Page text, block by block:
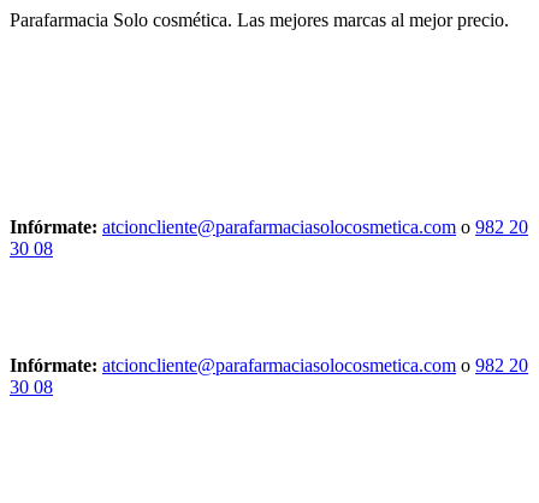
Parafarmacia Solo cosmética. Las mejores marcas al mejor precio.
Infórmate: atcioncliente@parafarmaciasolocosmetica.com o 982 20
30 08
Infórmate: atcioncliente@parafarmaciasolocosmetica.com o 982 20
30 08